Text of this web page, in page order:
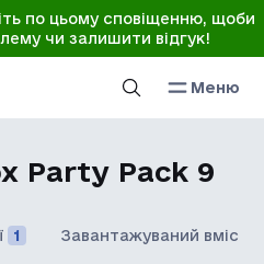
по цьому сповіщенню, щоби
чи залишити відгук!
Меню
Party Pack 9
1 Завантажуваний вміст